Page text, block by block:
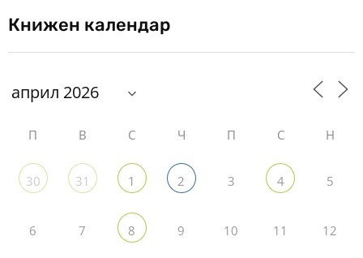
Книжен календар
П В С Ч П С Н
30 31 1 2 3 4 5
6 7 8 9 10 11 12